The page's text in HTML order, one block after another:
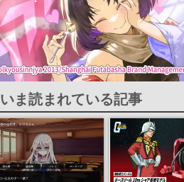
いま読まれている記事